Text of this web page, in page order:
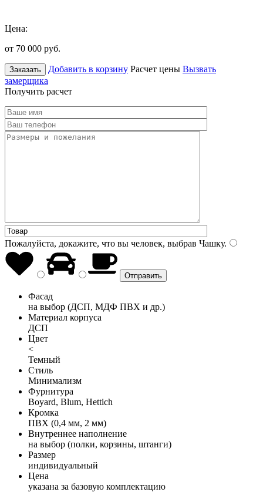
Цена:
от 70 000 руб.
Заказать Добавить в корзину Расчет цены Вызвать
замерщика
Получить расчет
Пожалуйста, докажите, что вы человек, выбрав Чашку.
Фасад
на выбор (ДСП, МДФ ПВХ и др.)
Материал корпуса
ДСП
Цвет
<
Темный
Стиль
Минимализм
Фурнитура
Boyard, Blum, Hettich
Кромка
ПВХ (0,4 мм, 2 мм)
Внутреннее наполнение
на выбор (полки, корзины, штанги)
Размер
индивидуальный
Цена
указана за базовую комплектацию